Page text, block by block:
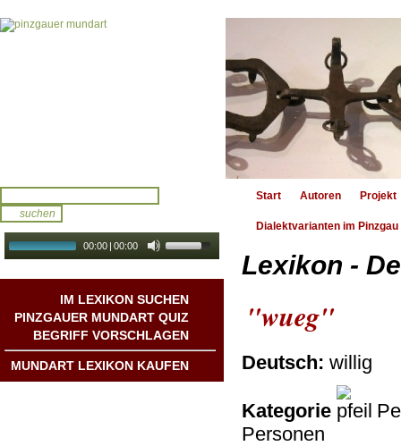
00:00 | 00:00
IM LEXIKON SUCHEN
PINZGAUER MUNDART QUIZ
BEGRIFF VORSCHLAGEN
MUNDART LEXIKON KAUFEN
Start Autoren Projekt
Dialektvarianten im Pinzgau
Lexikon -
"wueg"
Deutsch: willig
Kategorie
Personen